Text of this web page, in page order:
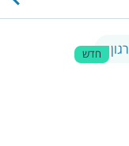
חדש